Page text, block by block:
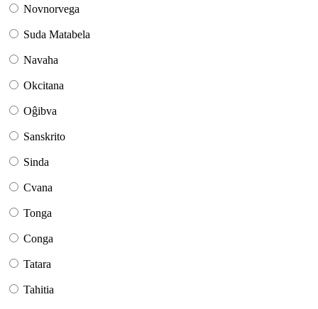
Novnorvega
Suda Matabela
Navaha
Okcitana
Oĝibva
Sanskrito
Sinda
Cvana
Tonga
Conga
Tatara
Tahitia